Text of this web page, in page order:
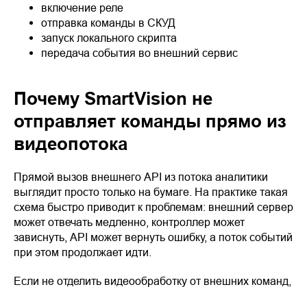
включение реле
отправка команды в СКУД
запуск локального скрипта
передача события во внешний сервис
Почему SmartVision не
отправляет команды прямо из
видеопотока
Прямой вызов внешнего API из потока аналитики
выглядит просто только на бумаге. На практике такая
схема быстро приводит к проблемам: внешний сервер
может отвечать медленно, контроллер может
зависнуть, API может вернуть ошибку, а поток событий
при этом продолжает идти.
Если не отделить видеообработку от внешних команд,